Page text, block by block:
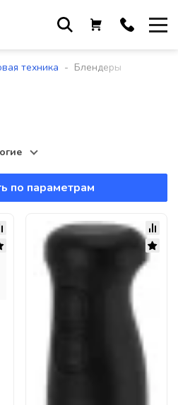
с понедельника по пятницу
вопросам
t.by
и доставка
220118, г. Минск, ул. Крупской, д.
17, пом. 38, оф. №1
техника - Блендеры
по параметрам